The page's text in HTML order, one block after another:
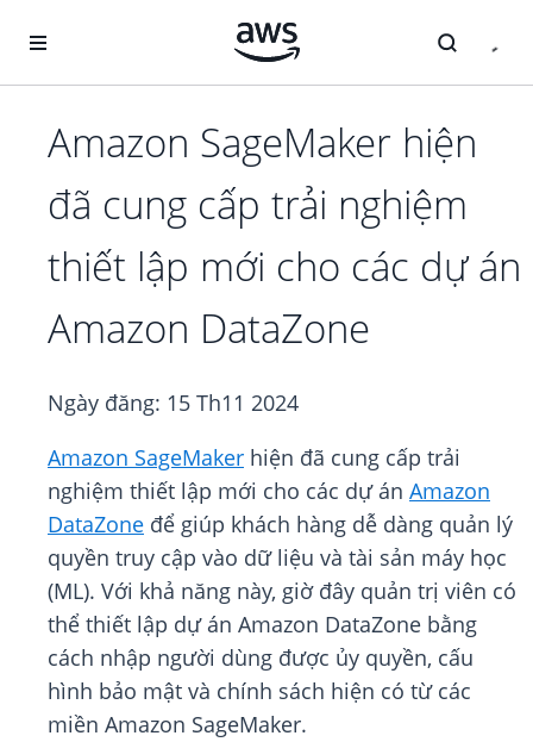
Amazon SageMaker hiện
đã cung cấp trải nghiệm
thiết lập mới cho các dự án
Amazon DataZone
Ngày đăng: 15 Th11 2024
Amazon SageMaker hiện đã cung cấp trải
nghiệm thiết lập mới cho các dự án Amazon
DataZone để giúp khách hàng dễ dàng quản lý
quyền truy cập vào dữ liệu và tài sản máy học
(ML). Với khả năng này, giờ đây quản trị viên có
thể thiết lập dự án Amazon DataZone bằng
cách nhập người dùng được ủy quyền, cấu
hình bảo mật và chính sách hiện có từ các
miền Amazon SageMaker.